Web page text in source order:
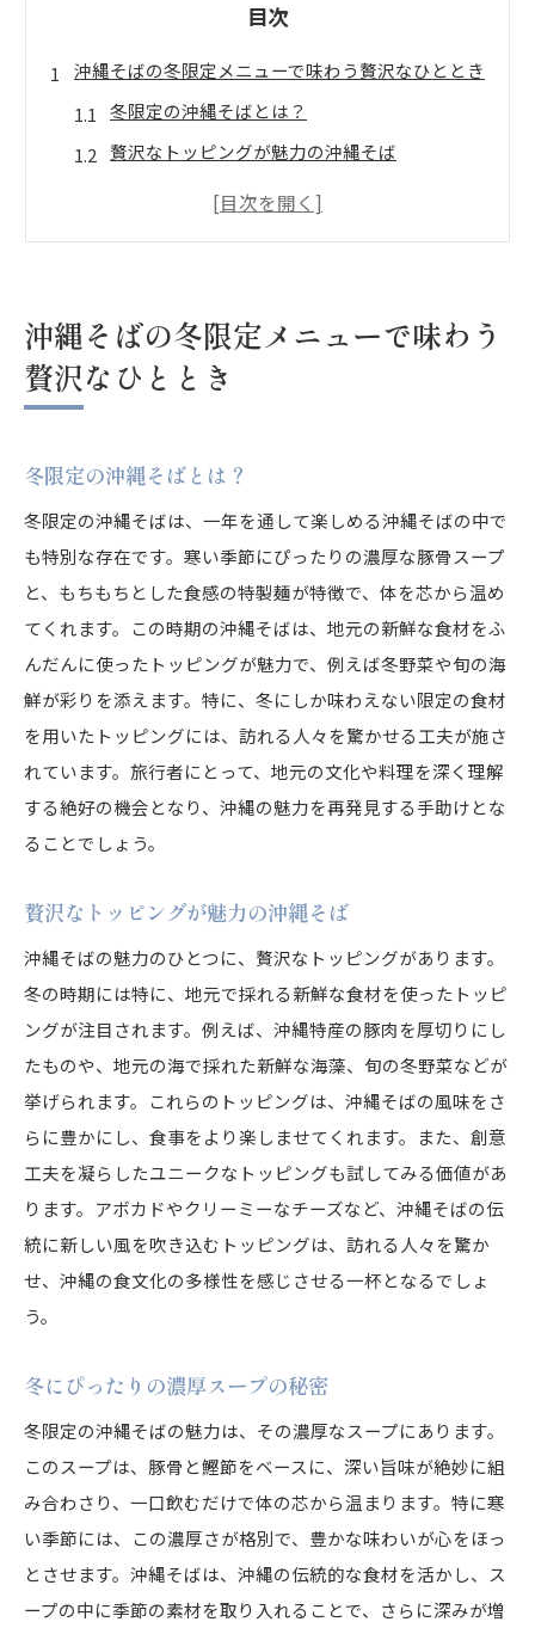
目次
沖縄そばの冬限定メニューで味わう贅沢なひととき
冬限定の沖縄そばとは？
贅沢なトッピングが魅力の沖縄そば
冬にぴったりの濃厚スープの秘密
沖縄の冬を彩る沖縄そばの魅力に迫る
沖縄そばの歴史と文化背景
味わい深いスープの奥深さ
沖縄の冬を象徴する食材たち
地元住民に愛される理由
観光客に人気の秘密
体を芯から温める冬の沖縄そばの秘訣とは
沖縄そばのスープ作りの技術
寒い日におすすめの食べ方
沖縄そばの栄養価と健康効果
家庭でできる冬の沖縄そばレシピ
沖縄そばを冬に楽しむためのポイントとおすすめ
沖縄の冬の気候と食文化
冬の沖縄そばをより美味しくするコツ
観光客におすすめの店舗
季節のイベントとそばの楽しみ方
家族や友人と楽しむためのアイデア
深まる寒さに寄り添う沖縄そばの美味しさを探る
冬の沖縄そばが持つ魅力
冷えた体を温める一杯の力
季節の変わり目にこそ味わいたい沖縄そばの秘密
沖縄そばの季節ごとの楽しみ
変わりゆく季節に合わせたレシピ
旬の食材を活かしたトッピング
沖縄そばの冬限定メニューで味わう
贅沢なひととき
冬限定の沖縄そばとは？
冬限定の沖縄そばは、一年を通して楽しめる沖縄そばの中で
も特別な存在です。寒い季節にぴったりの濃厚な豚骨スープ
と、もちもちとした食感の特製麺が特徴で、体を芯から温め
てくれます。この時期の沖縄そばは、地元の新鮮な食材をふ
んだんに使ったトッピングが魅力で、例えば冬野菜や旬の海
鮮が彩りを添えます。特に、冬にしか味わえない限定の食材
を用いたトッピングには、訪れる人々を驚かせる工夫が施さ
れています。旅行者にとって、地元の文化や料理を深く理解
する絶好の機会となり、沖縄の魅力を再発見する手助けとな
ることでしょう。
贅沢なトッピングが魅力の沖縄そば
沖縄そばの魅力のひとつに、贅沢なトッピングがあります。
冬の時期には特に、地元で採れる新鮮な食材を使ったトッピ
ングが注目されます。例えば、沖縄特産の豚肉を厚切りにし
たものや、地元の海で採れた新鮮な海藻、旬の冬野菜などが
挙げられます。これらのトッピングは、沖縄そばの風味をさ
らに豊かにし、食事をより楽しませてくれます。また、創意
工夫を凝らしたユニークなトッピングも試してみる価値があ
ります。アボカドやクリーミーなチーズなど、沖縄そばの伝
統に新しい風を吹き込むトッピングは、訪れる人々を驚か
せ、沖縄の食文化の多様性を感じさせる一杯となるでしょ
う。
冬にぴったりの濃厚スープの秘密
冬限定の沖縄そばの魅力は、その濃厚なスープにあります。
このスープは、豚骨と鰹節をベースに、深い旨味が絶妙に組
み合わさり、一口飲むだけで体の芯から温まります。特に寒
い季節には、この濃厚さが格別で、豊かな味わいが心をほっ
とさせます。沖縄そばは、沖縄の伝統的な食材を活かし、ス
ープの中に季節の素材を取り入れることで、さらに深みが増